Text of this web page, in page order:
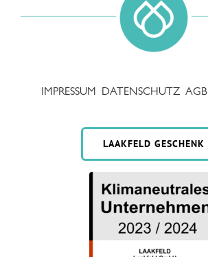
IMPRESSUM DATENSCHUTZ AGB
LAAKFELD GESCHENK